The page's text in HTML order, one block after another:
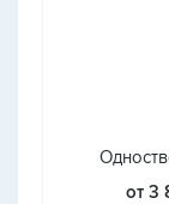
от 3